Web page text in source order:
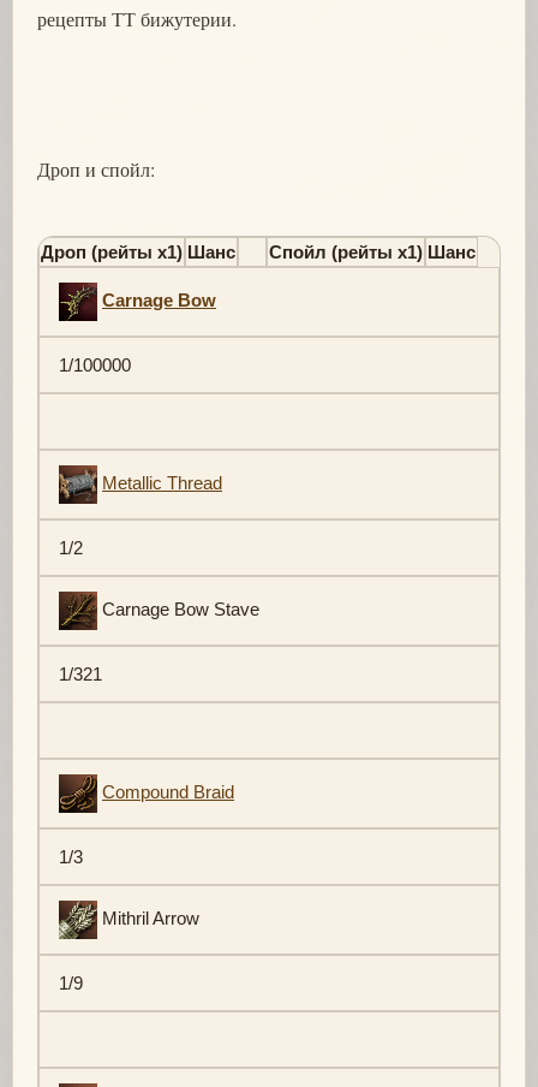
рецепты ТТ бижутерии.
Дроп и спойл:
Дроп (рейты х1) Шанс Спойл (рейты х1) Шанс
Carnage Bow
1/100000
Metallic Thread
1/2
Carnage Bow Stave
1/321
Compound Braid
1/3
Mithril Arrow
1/9